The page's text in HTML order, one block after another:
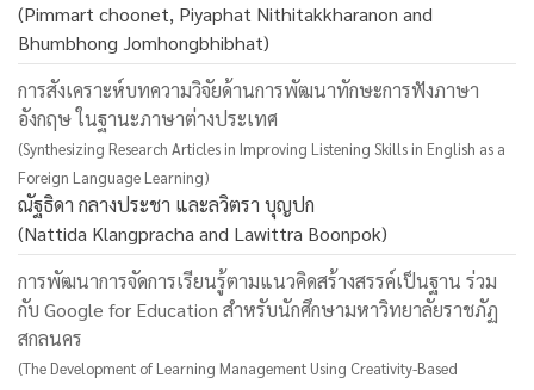
(Pimmart choonet, Piyaphat Nithitakkharanon and
Bhumbhong Jomhongbhibhat)
การสังเคราะห์บทความวิจัยด้านการพัฒนาทักษะการฟังภาษา
อังกฤษ ในฐานะภาษาต่างประเทศ
(Synthesizing Research Articles in Improving Listening Skills in English as a
Foreign Language Learning)
ณัฐธิดา กลางประชา และลวิตรา บุญปก
(Nattida Klangpracha and Lawittra Boonpok)
การพัฒนาการจัดการเรียนรู้ตามแนวคิดสร้างสรรค์เป็นฐาน ร่วม
กับ Google for Education สำหรับนักศึกษามหาวิทยาลัยราชภัฏ
สกลนคร
(The Development of Learning Management Using Creativity-Based